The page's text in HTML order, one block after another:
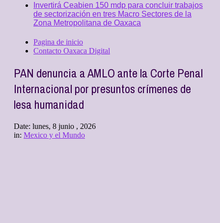
Invertirá Ceabien 150 mdp para concluir trabajos
de sectorización en tres Macro Sectores de la
Zona Metropolitana de Oaxaca
Pagina de inicio
Contacto Oaxaca Digital
PAN denuncia a AMLO ante la Corte Penal
Internacional por presuntos crímenes de
lesa humanidad
Date: lunes, 8 junio , 2026
in: Mexico y el Mundo